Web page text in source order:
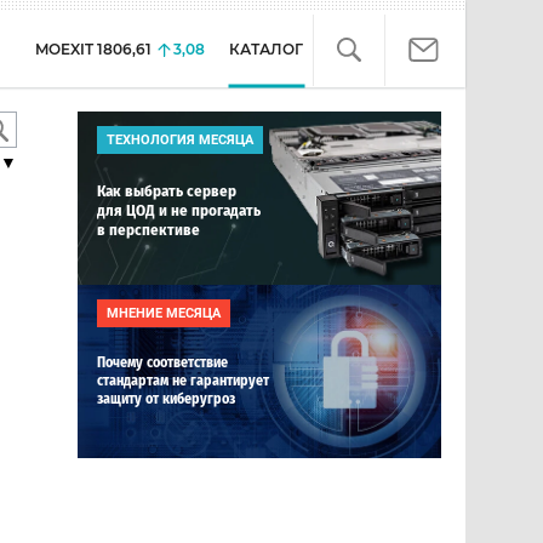
MOEXIT 1806,61 3,08 КАТАЛОГ
ТЕХНОЛОГИЯ МЕСЯЦА
Как выбрать сервер
для ЦОД и не прогадать
в перспективе
МНЕНИЕ МЕСЯЦА
Почему соответствие
стандартам не гарантирует
защиту от киберугроз